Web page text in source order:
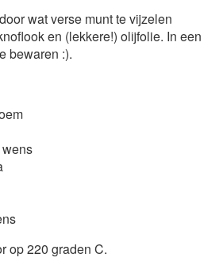
wat verse munt te vijzelen
en (lekkere!) olijfolie. In een
bewaren :).
op 220 graden C.